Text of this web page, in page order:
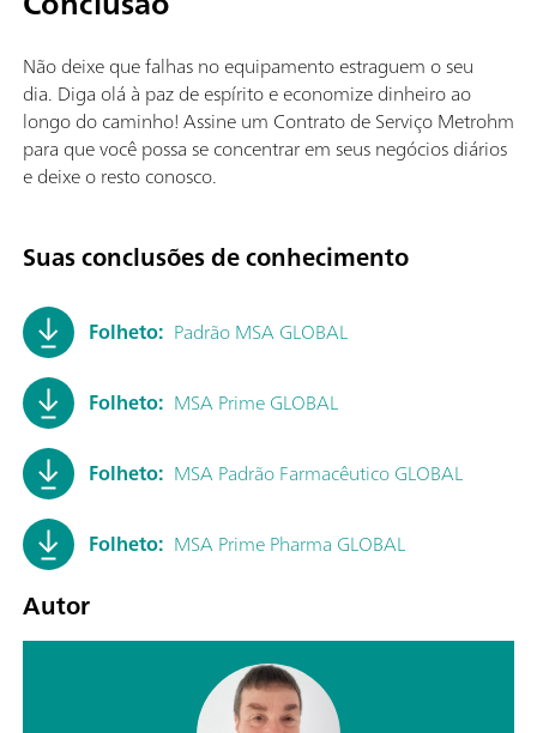
Não deixe que falhas no equipamento estraguem o seu
dia. Diga olá à paz de espírito e economize dinheiro ao
longo do caminho! Assine um Contrato de Serviço Metrohm
para que você possa se concentrar em seus negócios diários
e deixe o resto conosco.
Suas conclusões de conhecimento
Folheto: Padrão MSA GLOBAL
Folheto: MSA Prime GLOBAL
Folheto: MSA Padrão Farmacêutico GLOBAL
Folheto: MSA Prime Pharma GLOBAL
Autor